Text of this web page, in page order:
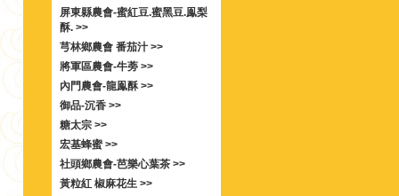
屏東縣農會-蜜紅豆.蜜黑豆.鳯梨
酥. >>
芎林鄉農會 番茄汁 >>
將軍區農會-牛蒡 >>
內門農會-龍鳯酥 >>
御品-沉香 >>
糖太宗 >>
宏基蜂蜜 >>
社頭鄉農會-芭樂心葉茶 >>
黃粒紅 椒麻花生 >>